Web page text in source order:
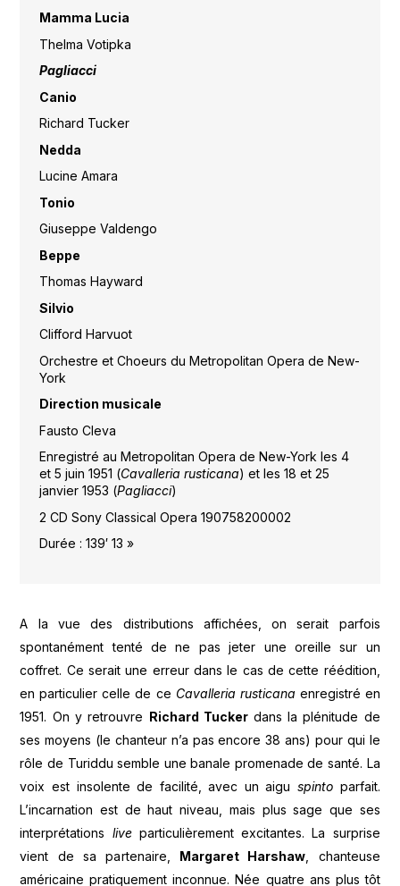
Mamma Lucia
Thelma Votipka
Pagliacci
Canio
Richard Tucker
Nedda
Lucine Amara
Tonio
Giuseppe Valdengo
Beppe
Thomas Hayward
Silvio
Clifford Harvuot
Orchestre et Choeurs du Metropolitan Opera de New-
York
Direction musicale
Fausto Cleva
Enregistré au Metropolitan Opera de New-York les 4
et 5 juin 1951 (Cavalleria rusticana) et les 18 et 25
janvier 1953 (Pagliacci)
2 CD Sony Classical Opera 190758200002
Durée : 139′ 13 »
A la vue des distributions affichées, on serait parfois
spontanément tenté de ne pas jeter une oreille sur un
coffret. Ce serait une erreur dans le cas de cette réédition,
en particulier celle de ce Cavalleria rusticana enregistré en
1951. On y retrouvre Richard Tucker dans la plénitude de
ses moyens (le chanteur n’a pas encore 38 ans) pour qui le
rôle de Turiddu semble une banale promenade de santé. La
voix est insolente de facilité, avec un aiguspinto parfait.
L’incarnation est de haut niveau, mais plus sage que ses
interprétations liveparticulièrement excitantes. La surprise
vient de sa partenaire, Margaret Harshaw , chanteuse
américaine pratiquement inconnue. Née quatre ans plus tôt